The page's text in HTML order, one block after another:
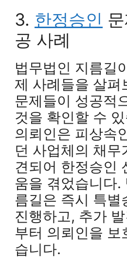
3. 한정승인
공 사례
법무법인 지름길
제 사례들을 살펴
문제들이 성공적
것을 확인할 수
의뢰인은 피상속
던 사업체의 채무
견되어 한정승인
움을 겪었습니다.
름길은 즉시 특별
진행하고, 추가
부터 의뢰인을 보
습니다.